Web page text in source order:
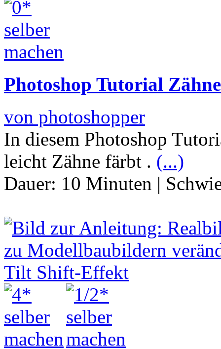
Photoshop Tutorial
von photoshopper
In diesem Photoshop
leicht Zähne färbt . (...)
Dauer: 10 Minuten |